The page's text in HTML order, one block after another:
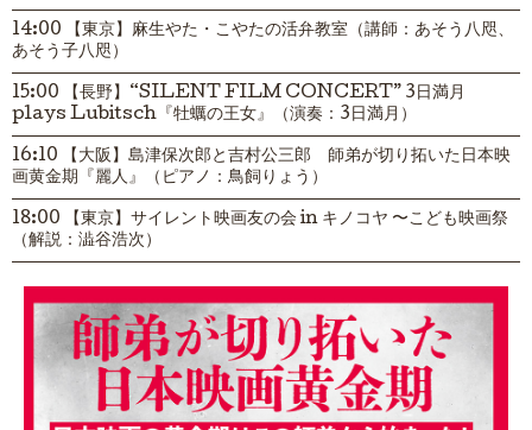
14:00 【東京】麻生やた・こやたの活弁教室（講師：あそう八咫、
あそう子八咫）
15:00 【長野】“SILENT FILM CONCERT” 3日満月
plays Lubitsch『牡蠣の王女』（演奏：3日満月）
16:10 【大阪】島津保次郎と吉村公三郎 師弟が切り拓いた日本映
画黄金期『麗人』（ピアノ：鳥飼りょう）
18:00 【東京】サイレント映画友の会 in キノコヤ 〜こども映画祭
（解説：澁谷浩次）